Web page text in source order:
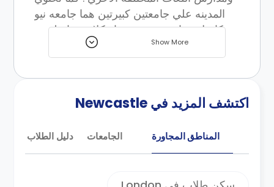
المدينه علي جامعتين كبيرتين هما جامعه نيو
كاسل وجامعه نورثومبريا وكلا منهما ملتحق
بهم عدد كبير من الطلاب البرياطانيين وغيرهم
من الطلاب الدوليين . وتقع علي بعد ثلاثه
ساعات من شمال لندن بالقطار وعلي بعد نحو
ساعه من ادنبره والتي تعطي للنزلاء خيارات
عديده للسفر والترحال كما تقع معظم المراكز
الحضاريه بالاضافه لسهوله التجول والوصول
لاي مكان بنيو كاسل .
تعد مدينه نيو كاسل مدينه تجمع ما بين
Show More
اكتشف المزيد في Newcastle
المناطق المجاورة الجامعات دليل الطلاب